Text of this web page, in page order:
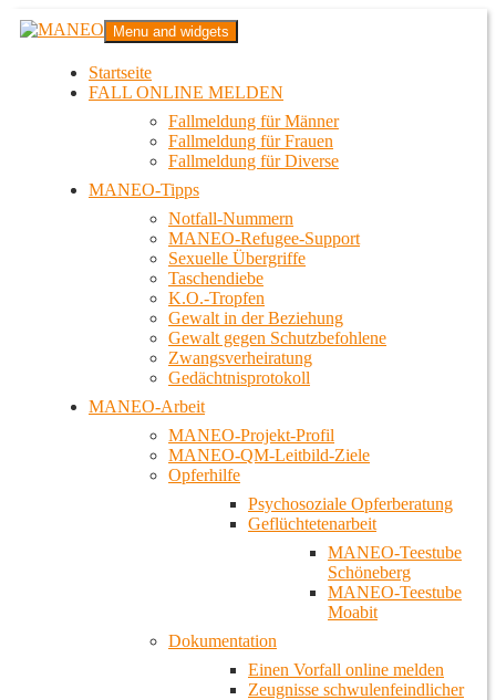
Zum
InhaltMANEO
Das schwule Anti-Gewalt-Projekt in Berlin
Menu and widgets
Startseite
FALL ONLINE MELDEN
Fallmeldung für Männer
Fallmeldung für Frauen
Fallmeldung für Diverse
MANEO-Tipps
Notfall-Nummern
MANEO-Refugee-Support
Sexuelle Übergriffe
Taschendiebe
K.O.-Tropfen
Gewalt in der Beziehung
Gewalt gegen Schutzbefohlene
Zwangsverheiratung
Gedächtnisprotokoll
MANEO-Arbeit
MANEO-Projekt-Profil
MANEO-QM-Leitbild-Ziele
Opferhilfe
Psychosoziale Opferberatung
Geflüchtetenarbeit
MANEO-Teestube
Schöneberg
MANEO-Teestube
Moabit
Dokumentation
Einen Vorfall online melden
Zeugnisse schwulenfeindlicher